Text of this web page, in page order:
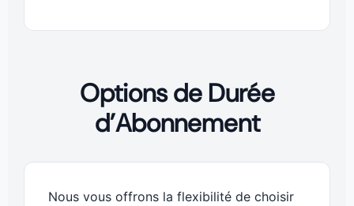
Options de Durée
d’Abonnement
Nous vous offrons la flexibilité de choisir